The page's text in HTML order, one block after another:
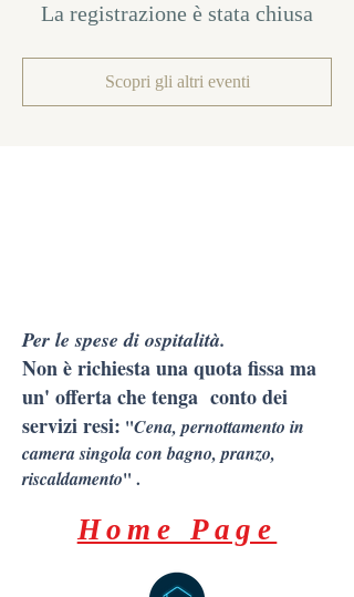
La registrazione è stata chiusa
Scopri gli altri eventi
Per le spese di ospitalità.
Non è richiesta una quota fissa ma
un' offerta che tenga conto dei
servizi resi: "Cena, pernottamento in
camera singola con bagno, pranzo,
riscaldamento" .
Home Page